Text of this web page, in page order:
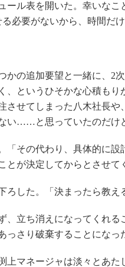
ル表を開いた。幸いなこ
必要がないから、時間だけ
の追加要望と一緒に、2
、というひそかな心積もり
させてしまった八木社長や
い……と思っていたのだけ
その代わり、具体的に設
が決定してからとさせて
した。「決まったら教え
立ち消えになってくれる
さり破棄することになっ
マネージャは淡々とあた